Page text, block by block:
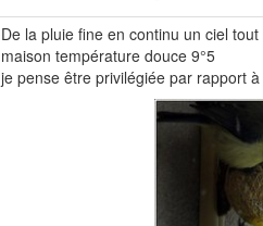
De la pluie fine en continu un ciel
maison température douce 9°5
je pense être privilégiée par rapport